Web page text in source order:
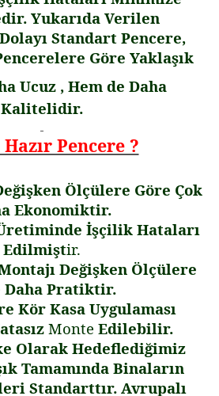
Yukarıda Verilen
Standart Pencere,
Göre Yaklaşık
Ucuz , Hem de Daha
Kalitelidir.
Pencere ?
ğişken Ölçülere Göre Çok
Ekonomiktir.
İşçilik Hataları
Edilmiştir.
Değişken Ölçülere
Daha Pratiktir.
Kör Kasa Uygulaması
Monte Edilebilir.
Olarak Hedeflediğimiz
ık Tamamında Binaların
Standarttır. Avrupalı